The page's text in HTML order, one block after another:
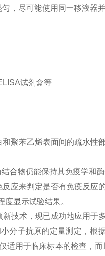
，尽可能使用同一移液器
试剂盒等
聚苯乙烯表面间的疏水性
合物仍能保持其免疫学和酶
应来判定是否有免疫反应
显示试验结果。
技术，现已成功地应用于
分子抗原的定量测定，根
适用于临床标本的检查，